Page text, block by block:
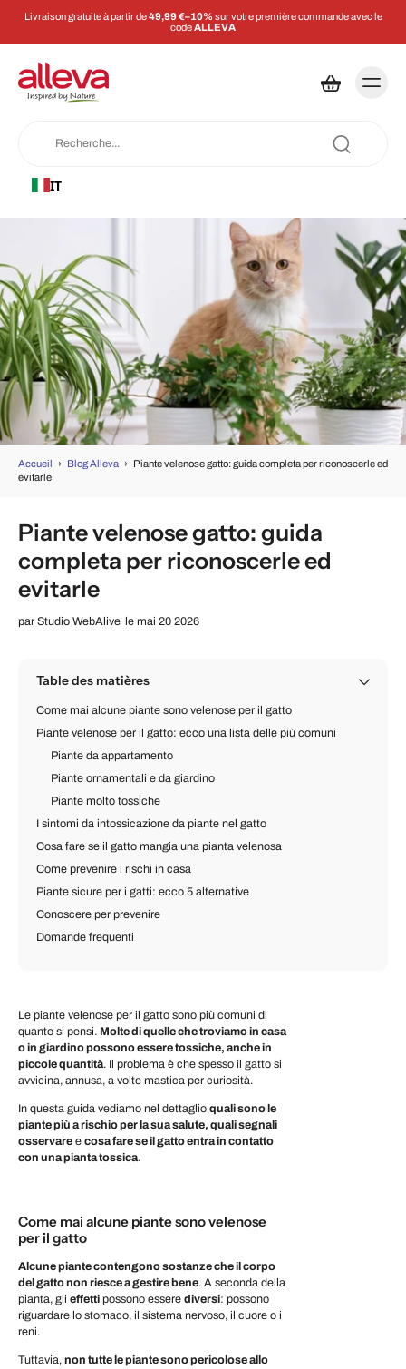
Livraison gratuite à partir de49,99 €–10% sur votre première commande avec le
codeALLEVA
IT
Accueil › Blog Alleva › Piante velenose gatto: guida completa per riconoscerle ed
evitarle
Piante velenose gatto: guida
completa per riconoscerle ed
evitarle
par Studio WebAlive le mai 20 2026
Table des matières
Come mai alcune piante sono velenose per il gatto
Piante velenose per il gatto: ecco una lista delle più comuni
Piante da appartamento
Piante ornamentali e da giardino
Piante molto tossiche
I sintomi da intossicazione da piante nel gatto
Cosa fare se il gatto mangia una pianta velenosa
Come prevenire i rischi in casa
Piante sicure per i gatti: ecco 5 alternative
Conoscere per prevenire
Domande frequenti
Le piante velenose per il gatto sono più comuni di
quanto si pensi. Molte di quelle che troviamo in casa
o in giardino possono essere tossiche, anche in
piccole quantità. Il problema è che spesso il gatto si
avvicina, annusa, a volte mastica per curiosità.
In questa guida vediamo nel dettaglio quali sono le
piante più a rischio per la sua salute, quali segnali
osservare e cosa fare se il gatto entra in contatto
con una pianta tossica.
Come mai alcune piante sono velenose
per il gatto
Alcune piante contengono sostanze che il corpo
del gatto non riesce a gestire bene. A seconda della
pianta, gli effetti possono essere diversi: possono
riguardare lo stomaco, il sistema nervoso, il cuore o i
reni.
Tuttavia, non tutte le piante sono pericolose allo